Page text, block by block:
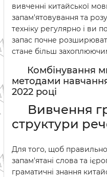
вивченні китайської
запам'ятовування та
техніку регулярно і ви
запас почне
стане більш
Комбінування
методами
2022 році
Вивчення
структури
Для того, щоб
запам'ятані слова та
граматичні знання